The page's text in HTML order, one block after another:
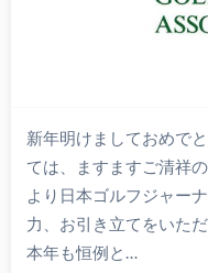
新年明けましておめで
ては、ますますご清祥
より日本ゴルフジャー
力、お引き立てをいた
本年も恒例と…